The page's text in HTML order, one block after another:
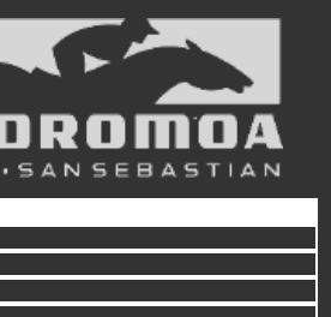
08 17:30 Abuztuaren 2a / 2 de
Abuztuaren 9a / 9 de
12:24 Abuztaren 12a / 12 de
17:05 Abuztuaren 15a / 15 de
17:30 Abuztuaren 23a / 23 de
17:30 Abuztuaren 30a / 30 de